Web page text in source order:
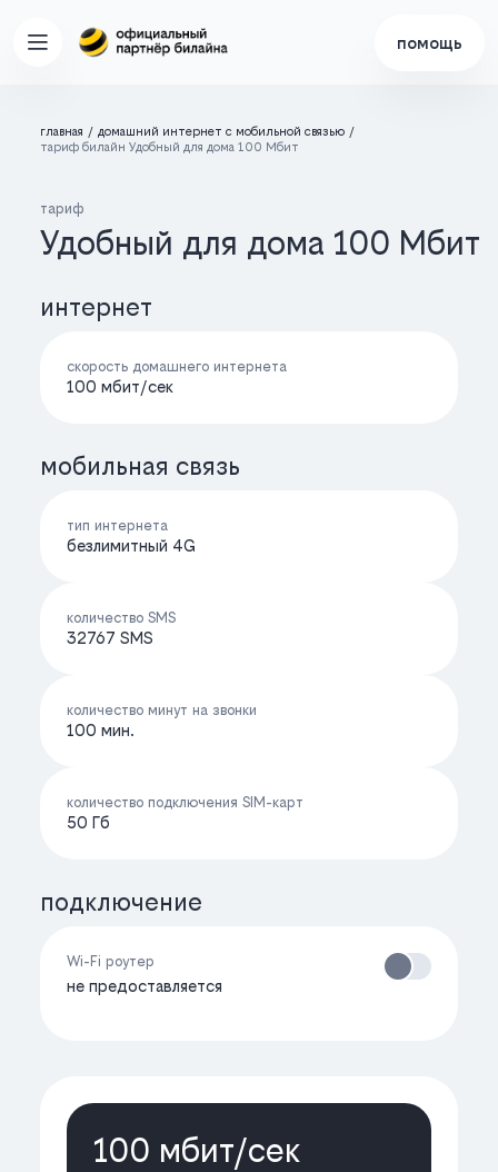
помощь
главная
домашний интернет с мобильной связью
тариф билайн Удобный для дома 100 Мбит
тариф
Удобный для дома 100 Мбит
интернет
скорость домашнего интернета
100 мбит/cек
мобильная связь
тип интернета
безлимитный 4G
количество SMS
32767 SMS
количество минут на звонки
100 мин.
количество подключения SIM-карт
50 Гб
подключение
Wi-Fi роутер
не предоставляется
100 мбит/cек